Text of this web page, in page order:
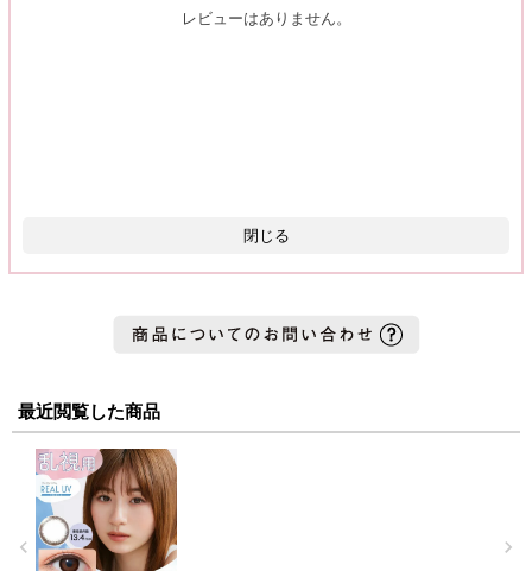
レビューはありません。
閉じる
最近閲覧した商品